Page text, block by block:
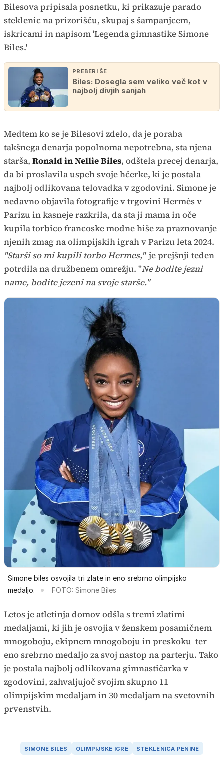
Bilesova pripisala posnetku, ki prikazuje parado
steklenic na prizorišču, skupaj s šampanjcem,
iskricami in napisom 'Legenda gimnastike Simone
Biles.'
PREBERI ŠE
Biles: Dosegla sem veliko več kot v
najbolj divjih sanjah
Medtem ko se je Bilesovi zdelo, da je poraba
takšnega denarja popolnoma nepotrebna, sta njena
starša, Ronald in Nellie Biles, odštela precej denarja,
da bi proslavila uspeh svoje hčerke, ki je postala
najbolj odlikovana telovadka v zgodovini. Simone je
nedavno objavila fotografije v trgovini Hermès v
Parizu in kasneje razkrila, da sta ji mama in oče
kupila torbico francoske modne hiše za praznovanje
njenih zmag na olimpijskih igrah v Parizu leta 2024.
"Starši so mi kupili torbo Hermes," je prejšnji teden
potrdila na družbenem omrežju. "Ne bodite jezni
name, bodite jezeni na svoje starše."
Simone biles osvojila tri zlate in eno srebrno olimpijsko
medaljo.
FOTO: Simone Biles
Letos je atletinja domov odšla s tremi zlatimi
medaljami, ki jih je osvojia v ženskem posamičnem
mnogoboju, ekipnem mnogoboju in preskoku ter
eno srebrno medaljo za svoj nastop na parterju. Tako
je postala najbolj odlikovana gimnastičarka v
zgodovini, zahvaljujoč svojim skupno 11
olimpijskim medaljam in 30 medaljam na svetovnih
prvenstvih.
SIMONE BILES OLIMPIJSKE IGRE STEKLENICA PENINE